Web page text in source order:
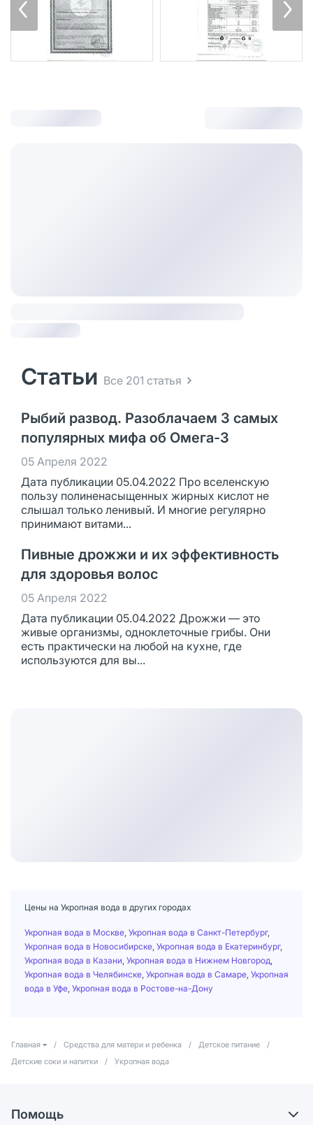
Статьи Все 201 статья
Рыбий развод. Разоблачаем 3 самых
популярных мифа об Омега-3
05 Апреля 2022
Дата публикации 05.04.2022 Про вселенскую
пользу полиненасыщенных жирных кислот не
слышал только ленивый. И многие регулярно
принимают витами...
Пивные дрожжи и их эффективность
для здоровья волос
05 Апреля 2022
Дата публикации 05.04.2022 Дрожжи — это
живые организмы, одноклеточные грибы. Они
есть практически на любой на кухне, где
используются для вы...
Цены на Укропная вода в других городах
Укропная вода в Москве Укропная вода в Санкт-Петербург,
Укропная вода в Новосибирске Укропная вода в Екатеринбург,
Укропная вода в Казани Укропная вода в Нижнем Новгород
Укропная вода в Челябинске Укропная вода в Самаре Укропная
вода в Уфе Укропная вода в Ростове-на-Дону
Главная / Средства для матери и ребенка / Детское питание
/
Детские соки и напитки
/ Укропная вода
Помощь